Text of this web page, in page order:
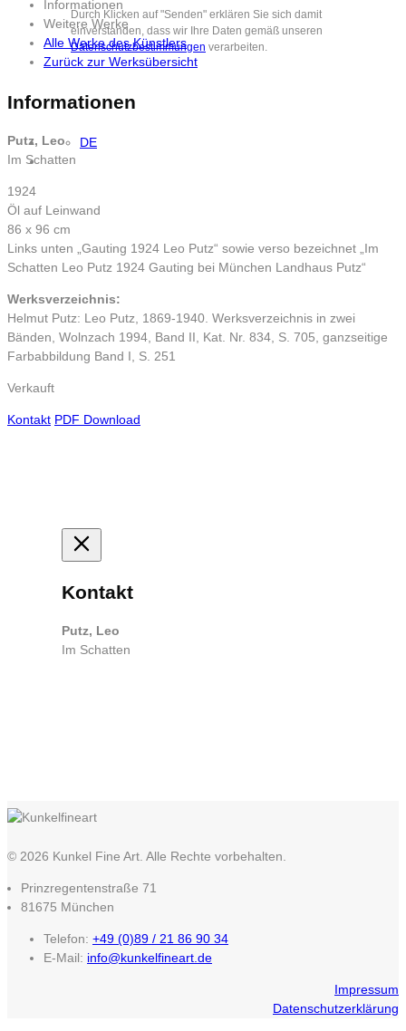
Durch Klicken auf "Senden" erklären Sie sich damit
einverstanden, dass wir Ihre Daten gemäß unseren
Datenschutzbestimmungen verarbeiten.
DE
Informationen
Weitere Werke
Alle Werke des Künstlers
Zurück zur Werksübersicht
Informationen
Putz, Leo
Im Schatten
1924
Öl auf Leinwand
86 x 96 cm
Links unten „Gauting 1924 Leo Putz“ sowie verso bezeichnet „Im
Schatten Leo Putz 1924 Gauting bei München Landhaus Putz“
Werksverzeichnis:
Helmut Putz: Leo Putz, 1869-1940. Werksverzeichnis in zwei
Bänden, Wolnzach 1994, Band II, Kat. Nr. 834, S. 705, ganzseitige
Farbabbildung Band I, S. 251
Verkauft
Kontakt PDF Download
Kontakt
Putz, Leo
Im Schatten
© 2026 Kunkel Fine Art. Alle Rechte vorbehalten.
Prinzregentenstraße 71
81675 München
Telefon: +49 (0)89 / 21 86 90 34
E-Mail: info@kunkelfineart.de
Impressum
Datenschutzerklärung